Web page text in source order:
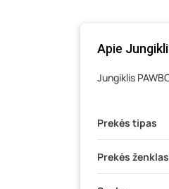
Apie
Jungiklis
Prekės tipas
Prekės ženklas